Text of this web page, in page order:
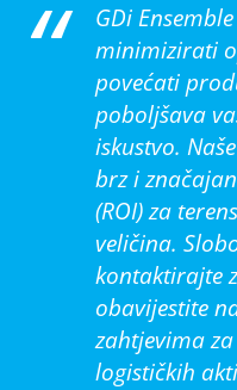
GDi
minimizirati
povećati
poboljšava
iskustvo.
brz i
(ROI) za
veličina.
kontaktirajte
obavijestite
zahtjevima
logističkih